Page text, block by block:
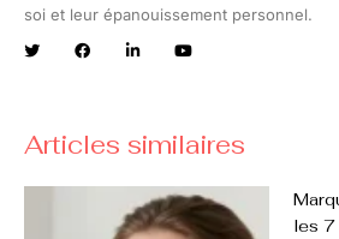
soi et leur épanouissement personnel.
Articles similaires
les 7